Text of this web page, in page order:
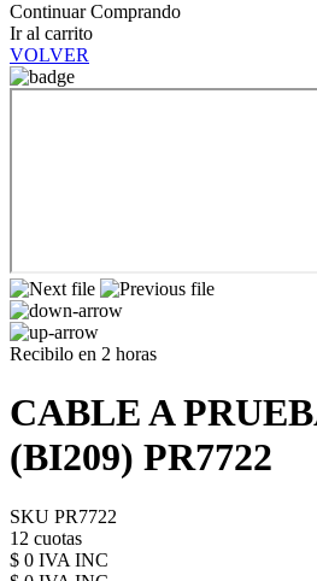
Continuar Comprando
Ir al carrito
VOLVER
Recibilo en 2 horas
CABLE A
(BI209) PR7722
SKU PR7722
12 cuotas
$ 0 IVA INC